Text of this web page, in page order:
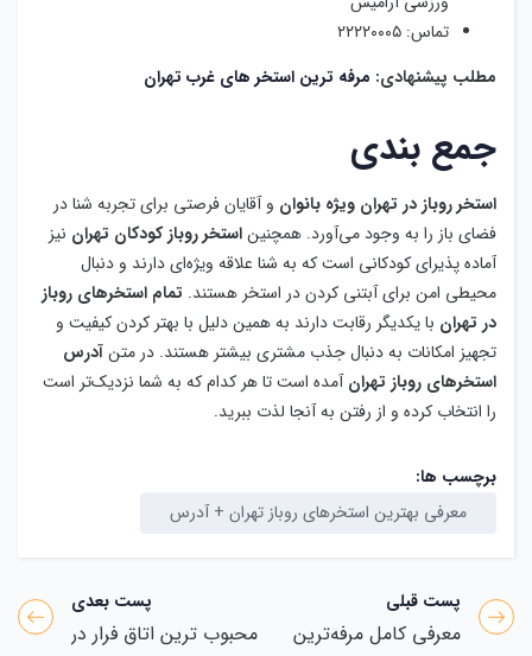
آماده پذیرای کودکانی است که به شنا علاقه ویژه‌ای دارند و دنبال
محیطی امن برای آبتنی کردن در استخر هستند.
تمام استخرهای روباز
در تهرانبا یکدیگر رقابت دارند به همین دلیل با بهتر کردن کیفیت و
استخرهای روباز تهران
برچسب ها:
معرفی بهترین استخرهای روباز تهران + آدرس
پست قبلی
معرفی کامل مرفه‌ترین
پست بعدی
محبوب ترین اتاق فرار در
آدرس ایمیل شما منتشر نخواهد شد